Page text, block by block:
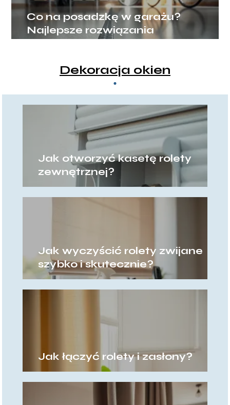
Co na posadzkę w garażu?
Najlepsze rozwiązania
Dekoracja okien
Jak otworzyć kasetę rolety
zewnętrznej?
Jak wyczyścić rolety zwijane
szybko i skutecznie?
Jak łączyć rolety i zasłony?